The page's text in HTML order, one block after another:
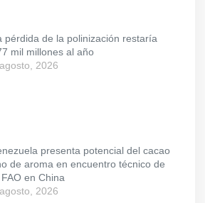
pérdida de la polinización restaría
mil millones al año
2026
presenta potencial del cacao
de aroma en encuentro técnico de
FAO en China
2026